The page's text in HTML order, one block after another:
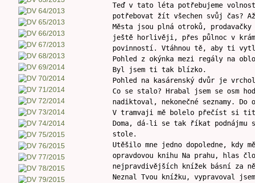
Teď v tato léta potřebujeme
potřebovat žít všechen svůj čas? Až
Města jsou plná otroků,
ještě horlivěji, přes půlnoc v
povinností. Vtáhnou tě, aby ti
Pohled z okýnka mezi regály na
Byl jsem ti tak blízko.
Pohled na kasárenský dvůr je
Co se stalo? Hrabal jsem se osm
nadiktoval, nekonečné seznamy.
V tramvaji mě bolelo přečíst si
Doma, dá-li se tak říkat podnájmu
stole.
Utěšilo mne jedno dopoledne, kdy
opravdovou knihu Na prahu, hlas
nejpravdivějších knížek básní za
Neznal Tvou knížku, vypravoval